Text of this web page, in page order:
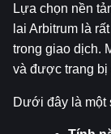
Lựa chọn nền
lai Arbitrum là
trong giao dịch.
và được trang bị
Dưới đây là một